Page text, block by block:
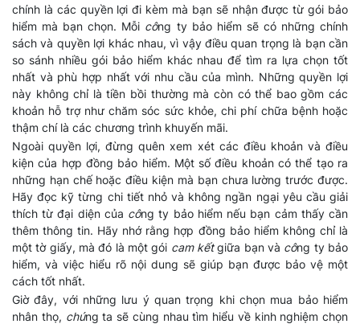
chính là các quyền lợi đi kèm mà bạn sẽ nhận được từ gói bảo
hiểm mà bạn chọn. Mỗi công ty bảo hiểm sẽ có những chính
sách và quyền lợi khác nhau, vì vậy điều quan trọng là bạn cần
so sánh nhiều gói bảo hiểm khác nhau để tìm ra lựa chọn tốt
nhất và phù hợp nhất với nhu cầu của mình. Những quyền lợi
này không chỉ là tiền bồi thường mà còn có thể bao gồm các
khoản hỗ trợ như chăm sóc sức khỏe, chi phí chữa bệnh hoặc
thậm chí là các chương trình khuyến mãi.
Ngoài quyền lợi, đừng quên xem xét các điều khoản và điều
kiện của hợp đồng bảo hiểm. Một số điều khoản có thể tạo ra
những hạn chế hoặc điều kiện mà bạn chưa lường trước được.
Hãy đọc kỹ từng chi tiết nhỏ và không ngần ngại yêu cầu giải
thích từ đại diện của công ty bảo hiểm nếu bạn cảm thấy cần
thêm thông tin. Hãy nhớ rằng hợp đồng bảo hiểm không chỉ là
một tờ giấy, mà đó là một gói cam kếtgiữa bạn và công ty bảo
hiểm, và việc hiểu rõ nội dung sẽ giúp bạn được bảo vệ một
cách tốt nhất.
Giờ đây, với những lưu ý quan trọng khi chọn mua bảo hiểm
nhân thọ, chúng ta sẽ cùng nhau tìm hiểu về kinh nghiệm chọn